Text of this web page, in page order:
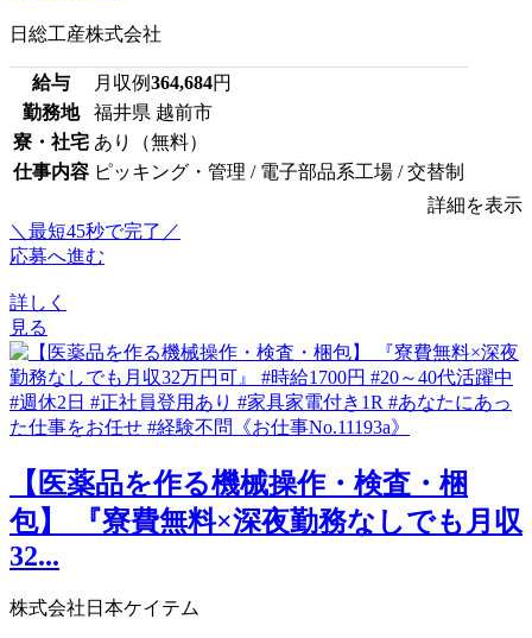
日総工産株式会社
給与 月収例364,684円
勤務地
福井県 越前市
寮・社宅 あり（無料）
仕事内容 ピッキング・管理 / 電子部品系工場 / 交替制
詳細を表示
＼最短45秒で完了／
応募へ進む
詳しく
見る
【医薬品を作る機械操作・検査・梱
包】 『寮費無料×深夜勤務なしでも月収
32...
株式会社日本ケイテム